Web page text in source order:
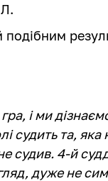
і ми
судить та, яка
судив. 4-й
дуже не